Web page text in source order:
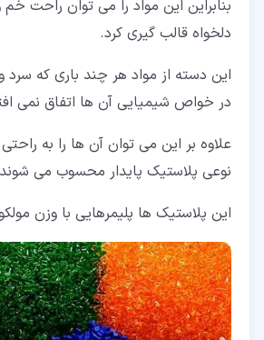
بنابراین این مواد را می توان راحت
دلخواه قالب گیری کرد.
این دسته از مواد هر چند باری که سرد
در خواص شیمیایی آن ها اتفاق نمی
علاوه بر این می توان آن ها را به
نوعی پلاستیک پایدار محسوب می
این پلاستیک ها پلیمرهایی با وزن